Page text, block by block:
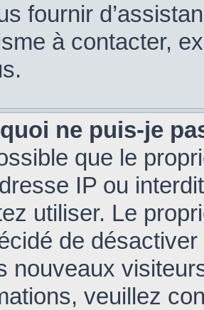
fournir
à contacter,
ne puis-je
que le
IP ou
utiliser. Le
de
nouveaux
veuillez